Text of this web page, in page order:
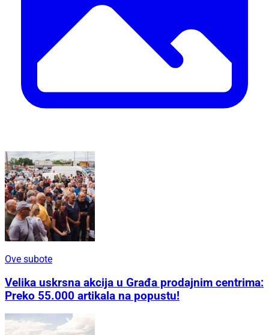
Ove subote
Velika uskrsna akcija u Građa prodajnim centrima:
Preko 55.000 artikala na popustu!